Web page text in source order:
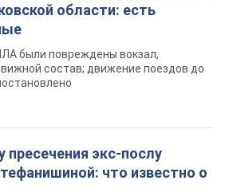
области: есть
были повреждены вокзал,
состав; движение поездов до
пресечения экс-послу
что известно о